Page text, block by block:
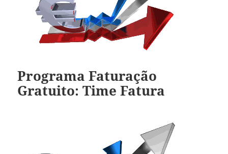
Programa Faturação
Gratuito: Time Fatura